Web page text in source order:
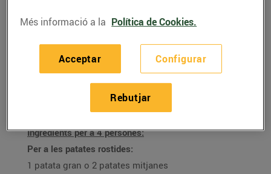
RECEPTES
Broqueta de botifarra
amb patata rostida
Ingredients per a 4 persones:
Per a les patates rostides:
1 patata gran o 2 patates mitjanes
Més informació a la Política de Cookies.
Configurar
Rebutjar
Acceptar